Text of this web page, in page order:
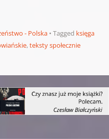
- Polska Tagged księga
,teksty społecznie